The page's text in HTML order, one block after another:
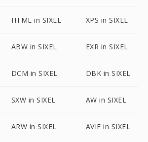
HTML in SIXEL XPS in SIXEL
ABW in SIXEL EXR in SIXEL
DCM in SIXEL DBK in SIXEL
SXW in SIXEL AW in SIXEL
ARW in SIXEL AVIF in SIXEL